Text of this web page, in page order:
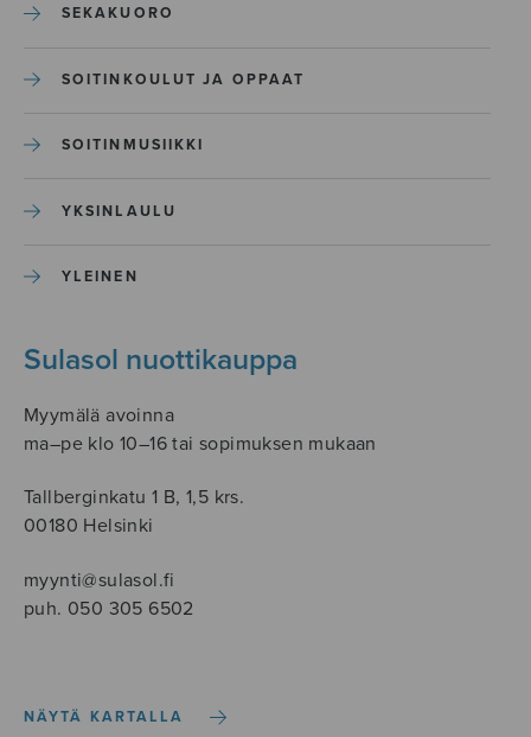
SEKAKUORO
SOITINKOULUT JA OPPAAT
SOITINMUSIIKKI
YKSINLAULU
YLEINEN
Sulasol nuottikauppa
Myymälä avoinna
ma–pe klo 10–16 tai sopimuksen mukaan
Tallberginkatu 1 B, 1,5 krs.
00180 Helsinki
myynti@sulasol.fi
puh. 050 305 6502
NÄYTÄ KARTALLA